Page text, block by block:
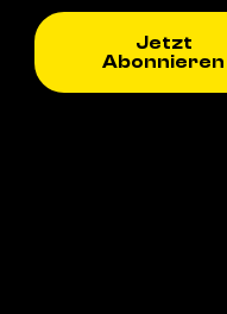
Jetzt
Abonnieren